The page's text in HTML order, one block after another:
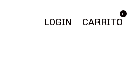
LOGIN CARRITO
0